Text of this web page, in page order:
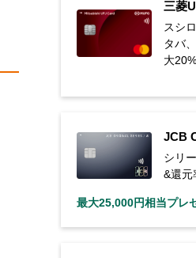
三菱
スシ
タバ
大
JCB
シリ
&還元
最大25,000円相当プレ